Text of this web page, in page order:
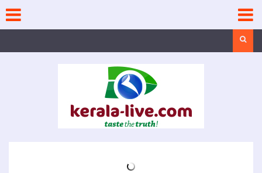
content